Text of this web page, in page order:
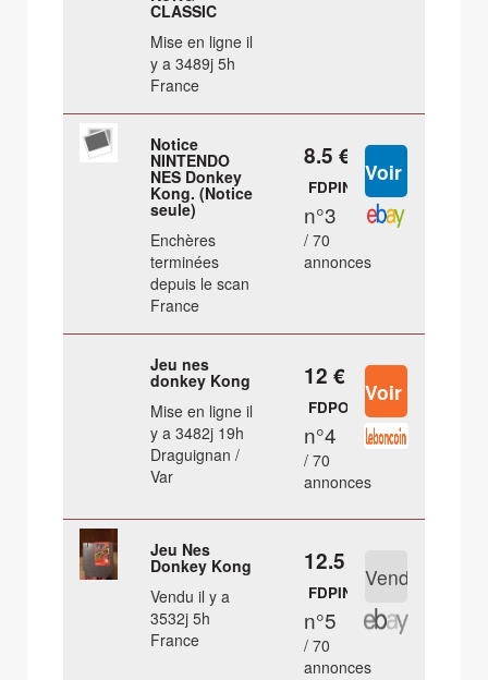
CLASSIC
Mise en ligne il
y a 3489j 5h
France
Notice
NINTENDO
NES Donkey
Kong. (Notice
seule)
Enchères
terminées
depuis le scan
France
8.5 €
FDPIN
n°3
/ 70
annonces
Jeu nes
donkey Kong
Mise en ligne il
y a 3482j 19h
Draguignan /
Var
12 €
FDPOUT
n°4
/ 70
annonces
Jeu Nes
Donkey Kong
Vendu il y a
3532j 5h
France
12.5 €
FDPIN
n°5
/ 70
annonces